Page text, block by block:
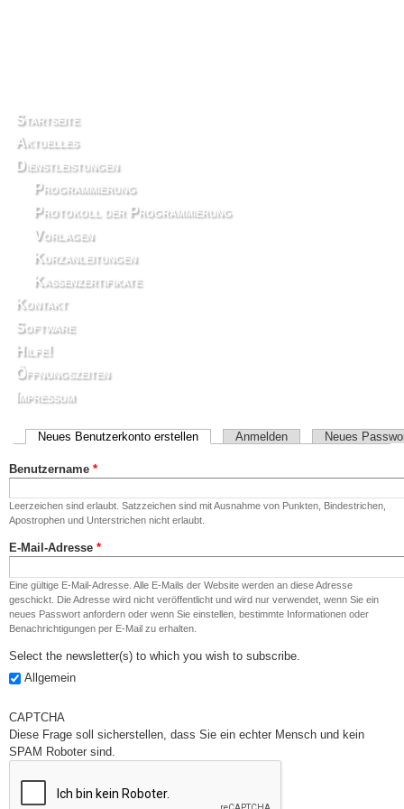
Startseite
Aktuelles
Dienstleistungen
Programmierung
Protokoll der Programmierung
Vorlagen
Kurzanleitungen
Kassenzertifikate
Kontakt
Software
Hilfe!
Öffnungszeiten
Impressum
Haupt-Reiter
Neues Benutzerkonto erstellen (aktiver Reiter)
Anmelden Neues
Benutzername *
Leerzeichen sind erlaubt. Satzzeichen sind mit Ausnahme von Punkten, Bindestrichen,
Apostrophen und Unterstrichen nicht erlaubt.
E-Mail-Adresse *
Eine gültige E-Mail-Adresse. Alle E-Mails der Website werden an diese Adresse
geschickt. Die Adresse wird nicht veröffentlicht und wird nur verwendet, wenn Sie ein
neues Passwort anfordern oder wenn Sie einstellen, bestimmte Informationen oder
Benachrichtigungen per E-Mail zu erhalten.
Select the newsletter(s) to which you wish to subscribe.
Allgemein
CAPTCHA
Diese Frage soll sicherstellen, dass Sie ein echter Mensch und kein
SPAM Roboter sind.